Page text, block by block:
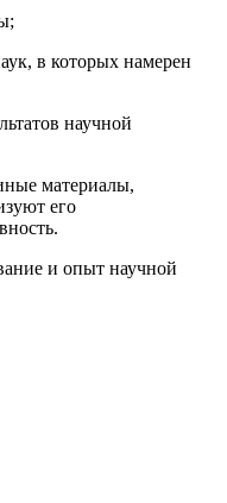
в которых намерен
научной
материалы,
его
и опыт научной